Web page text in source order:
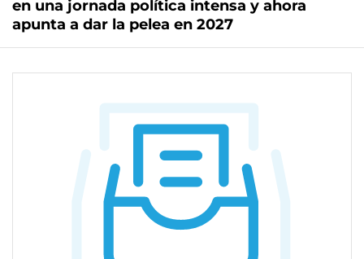
en una jornada política intensa y ahora
apunta a dar la pelea en 2027